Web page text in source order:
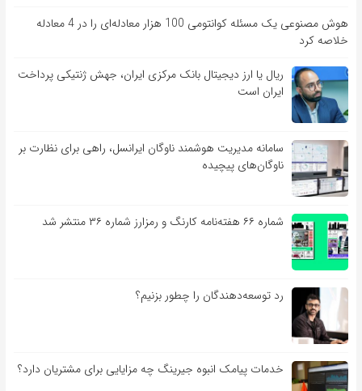
هوش مصنوعی یک مسئله کوانتومی 100 هزار معادله‌‎ای را در 4 معادله
خلاصه کرد
ریال یا ارز دیجیتال بانک مرکزی ایران، جهش ژنتیکی پرداخت
ایران است
سامانه مدیریت هوشمند ناوگان ایرانسل، راهی برای نظارت بر
ناوگان‌های پیچیده
شماره ۶۶ هفته‌نامه کارنگ و رمزارز شماره ۳۶ منتشر شد
رد توسعه‌دهندگان را چطور بزنیم؟
خدمات پیامک انبوه جیرینگ چه مزایایی برای مشتریان دارد؟